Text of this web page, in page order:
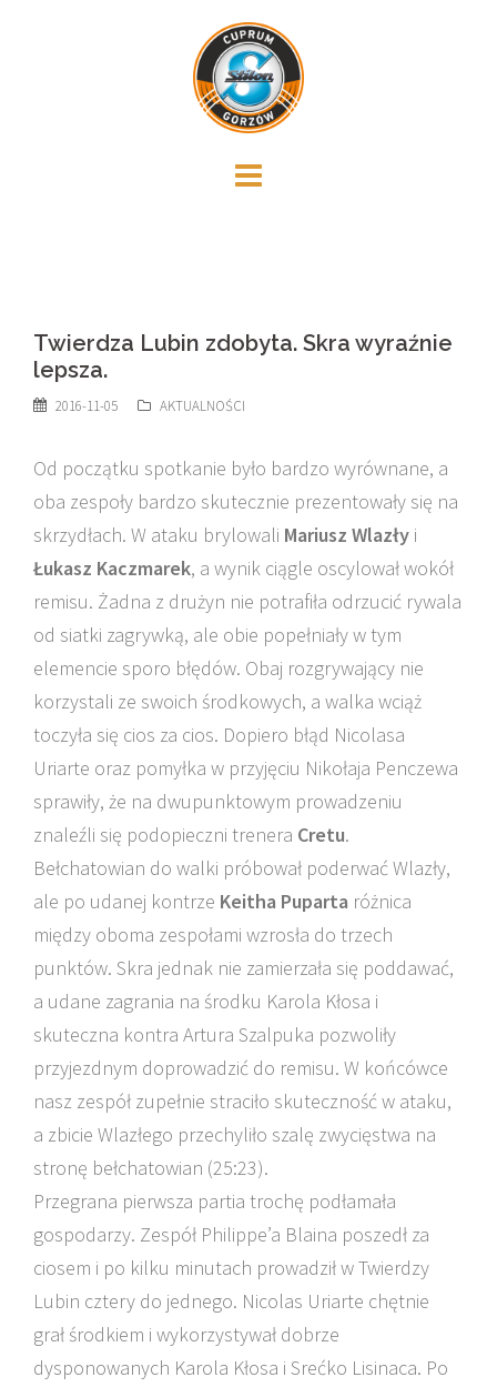
Twierdza Lubin zdobyta. Skra wyraźnie
lepsza.
2016-11-05 AKTUALNOŚCI
Od początku spotkanie było bardzo wyrównane, a
oba zespoły bardzo skutecznie prezentowały się na
skrzydłach. W ataku brylowali Mariusz Wlazły i
Łukasz Kaczmarek, a wynik ciągle oscylował wokół
remisu. Żadna z drużyn nie potrafiła odrzucić rywala
od siatki zagrywką, ale obie popełniały w tym
elemencie sporo błędów. Obaj rozgrywający nie
korzystali ze swoich środkowych, a walka wciąż
toczyła się cios za cios. Dopiero błąd Nicolasa
Uriarte oraz pomyłka w przyjęciu Nikołaja Penczewa
sprawiły, że na dwupunktowym prowadzeniu
znaleźli się podopieczni trenera Cretu.
Bełchatowian do walki próbował poderwać Wlazły,
ale po udanej kontrze Keitha Puparta różnica
między oboma zespołami wzrosła do trzech
punktów. Skra jednak nie zamierzała się poddawać,
a udane zagrania na środku Karola Kłosa i
skuteczna kontra Artura Szalpuka pozwoliły
przyjezdnym doprowadzić do remisu. W końcówce
nasz zespół zupełnie straciło skuteczność w ataku,
a zbicie Wlazłego przechyliło szalę zwycięstwa na
stronę bełchatowian (25:23).
Przegrana pierwsza partia trochę podłamała
gospodarzy. Zespół Philippe’a Blaina poszedł za
ciosem i po kilku minutach prowadził w Twierdzy
Lubin cztery do jednego. Nicolas Uriarte chętnie
grał środkiem i wykorzystywał dobrze
dysponowanych Karola Kłosa i Srećko Lisinaca. Po